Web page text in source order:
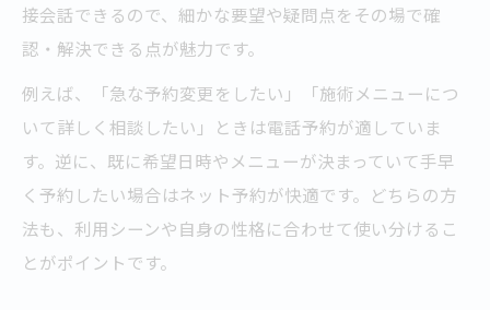
美容室ネット予約ならではの安心感とは
電話予約が向いているシーンと注意点
美容室電話予約が活躍する場面を紹介
美容室予約で電話ならではの安心感とは
電話予約で美容室に伝えるべき注意点
美容室予約の電話対応で失敗しないコツ
接会話できるので、細かな要望や疑問点をその場で確
認・解決できる点が魅力です。
例えば、「急な予約変更をしたい」「施術メニューにつ
いて詳しく相談したい」ときは電話予約が適していま
す。逆に、既に希望日時やメニューが決まっていて手早
く予約したい場合はネット予約が快適です。どちらの方
法も、利用シーンや自身の性格に合わせて使い分けるこ
とがポイントです。